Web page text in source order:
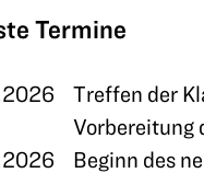
Termine
Treffen der
Vorbereitung
Beginn des